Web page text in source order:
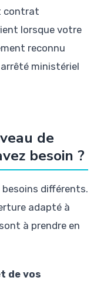
contrat
lorsque votre
reconnu
ministériel
de
besoin ?
différents.
adapté à
à prendre en
de vos